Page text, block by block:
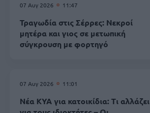
07 Αυγ 2026 11:47
Τραγωδία στις Σέρρες: Νεκροί
μητέρα και γιος σε μετωπική
σύγκρουση με φορτηγό
07 Αυγ 2026 11:01
Νέα ΚΥΑ για κατοικίδια: Τι αλλάζει